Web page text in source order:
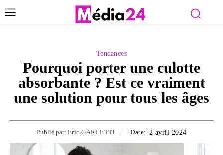
Tendances
Pourquoi porter une culotte
absorbante ? Est ce vraiment
une solution pour tous les âges
Publié par: Eric GARLETTI Date: 2 avril 2024